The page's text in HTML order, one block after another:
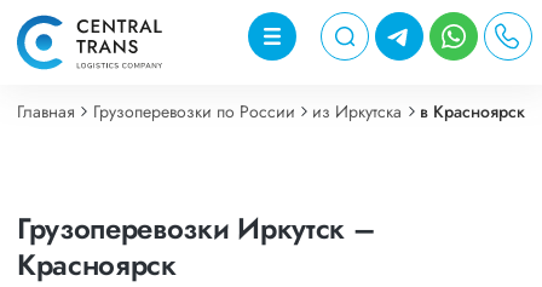
Главная Грузоперевозки по России из Иркутска в Красноярск
Грузоперевозки Иркутск –
Красноярск